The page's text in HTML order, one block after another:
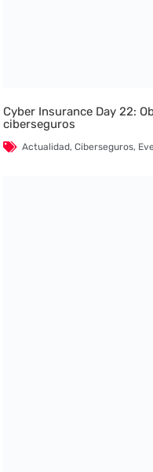
Cyber Insurance Day 22:
ciberseguros
Actualidad,Ciberseguros,